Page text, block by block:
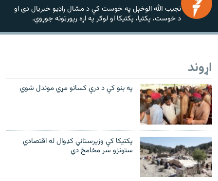
نجیب الله الوخېل په خوست کې د مشال راډیو خبریال دی او
د خوست، پکتیا، پکتیکا او لوګر په اړه رپورټونه جوړوي.
اړوند
په بنو کې د درې کسانو مړي موندل شوي
پکتیکا کې وزیرستاني کډوال له اقتصادي
ستونزو سر مخامخ دي